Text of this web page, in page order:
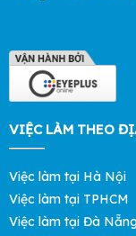
VIỆC LÀM THEO
Việc làm tại Hà Nội
Việc làm tại TPHCM
Việc làm tại Đà